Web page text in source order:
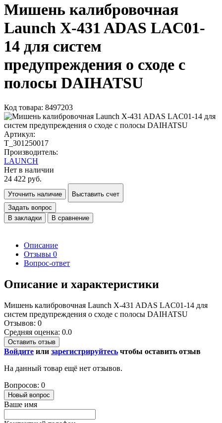
Мишень калибровочная
Launch X-431 ADAS LAC01-
14 для систем
предупреждения о сходе с
полосы DAIHATSU
Код товара: 8497203
Артикул:
T_301250017
Производитель:
LAUNCH
Нет в наличии
24 422 руб.
Уточнить наличие
Выставить счет
Задать вопрос
В закладки
В сравнение
Описание
Отзывы 0
Вопрос-ответ
Описание и характеристики
Мишень калибровочная Launch X-431 ADAS LAC01-14 для
систем предупреждения о сходе с полосы DAIHATSU
Отзывов: 0
Средняя оценка: 0.0
Оставить отзыв
Войдите или зарегистрируйтесь чтобы оставить отзыв
На данный товар ещё нет отзывов.
Вопросов: 0
Новый вопрос
Ваше имя